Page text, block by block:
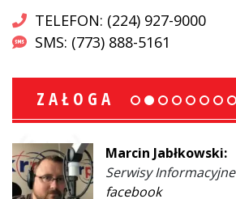
TELEFON: (224) 927-9000
SMS: (773) 888-5161
ZAŁOGA
Marcin Jabłkowski:
Serwisy Informacyjne
facebook